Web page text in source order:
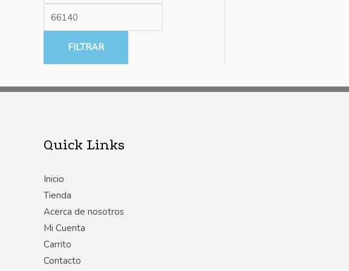
FILTRAR
Quick Links
Inicio
Tienda
Acerca de nosotros
Mi Cuenta
Carrito
Contacto